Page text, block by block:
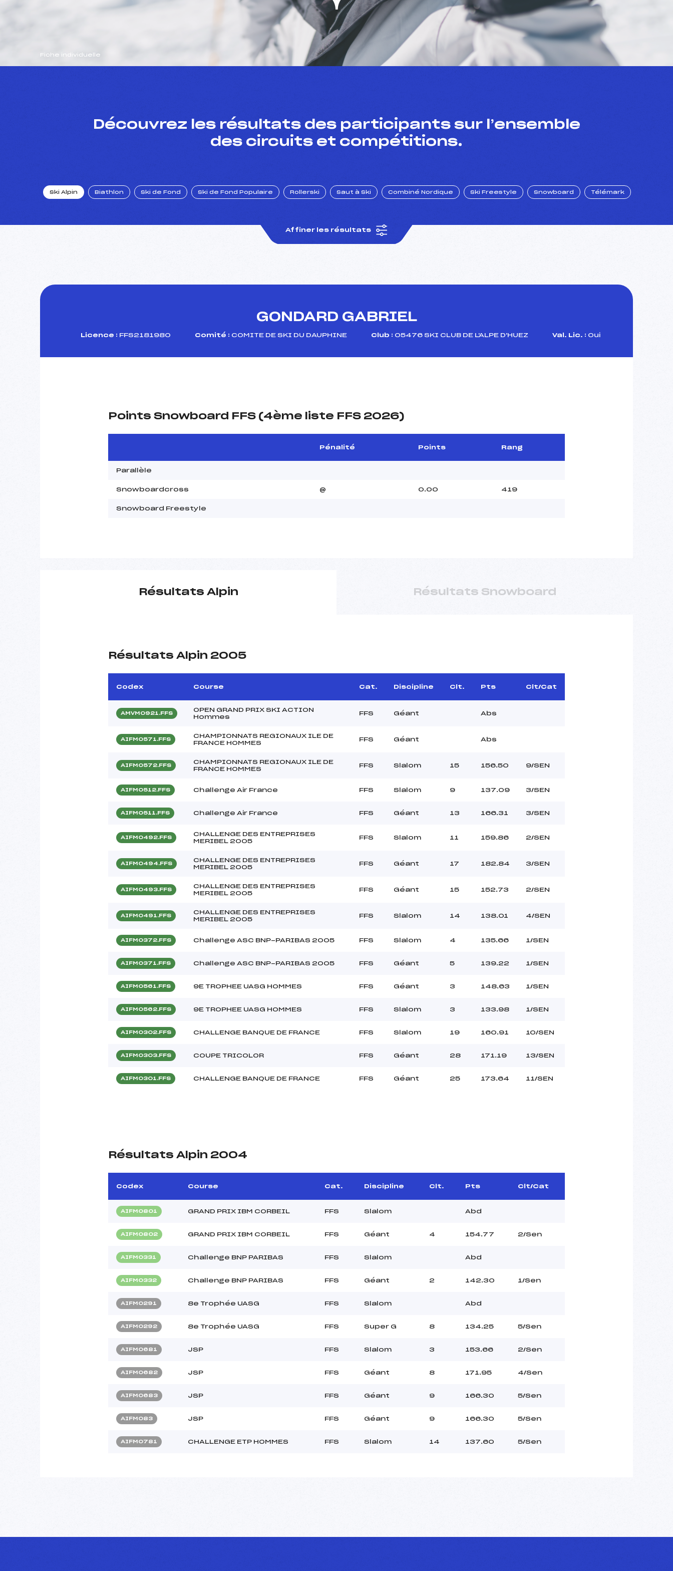
Fiche individuelle
Découvrez les résultats des participants sur l’ensemble
des circuits et compétitions.
Ski Alpin Biathlon Ski de Fond Ski de Fond Populaire Rollerski Saut à Ski Combiné Nordique Ski Freestyle Snowboard Télémark
Affiner les résultats
GONDARD GABRIEL
Licence : FFS2181980 Comité : COMITE DE SKI DU DAUPHINE Club : 05476 SKI CLUB DE L'ALPE D'HUEZ Val. Lic. : Oui
Points Snowboard FFS (4ème liste FFS 2026)
Pénalité Points Rang
Parallèle
Snowboardcross @ 0.00 419
Snowboard Freestyle
Résultats Alpin Résultats Snowboard
Résultats Alpin 2005
Codex Course Cat. Discipline Clt. Pts Clt/Cat
AMVM0921.FFS
OPEN GRAND PRIX SKI ACTION
Hommes
FFS Géant Abs
AIFM0571.FFS
CHAMPIONNATS REGIONAUX ILE DE
FRANCE HOMMES
FFS Géant Abs
AIFM0572.FFS
CHAMPIONNATS REGIONAUX ILE DE
FRANCE HOMMES
FFS Slalom 15 156.50 9/SEN
AIFM0512.FFS Challenge Air France FFS Slalom 9 137.09 3/SEN
AIFM0511.FFS Challenge Air France FFS Géant 13 166.31 3/SEN
AIFM0492.FFS
CHALLENGE DES ENTREPRISES
MERIBEL 2005
FFS Slalom 11 159.86 2/SEN
AIFM0494.FFS
CHALLENGE DES ENTREPRISES
MERIBEL 2005
FFS Géant 17 182.84 3/SEN
AIFM0493.FFS
CHALLENGE DES ENTREPRISES
MERIBEL 2005
FFS Géant 15 152.73 2/SEN
AIFM0491.FFS
CHALLENGE DES ENTREPRISES
MERIBEL 2005
FFS Slalom 14 138.01 4/SEN
AIFM0372.FFS Challenge ASC BNP-PARIBAS 2005 FFS Slalom 4 135.66 1/SEN
AIFM0371.FFS Challenge ASC BNP-PARIBAS 2005 FFS Géant 5 139.22 1/SEN
AIFM0561.FFS 9E TROPHEE UASG HOMMES FFS Géant 3 148.63 1/SEN
AIFM0562.FFS 9E TROPHEE UASG HOMMES FFS Slalom 3 133.98 1/SEN
AIFM0302.FFS CHALLENGE BANQUE DE FRANCE FFS Slalom 19 160.91 10/SEN
AIFM0303.FFS COUPE TRICOLOR FFS Géant 28 171.19 13/SEN
AIFM0301.FFS CHALLENGE BANQUE DE FRANCE FFS Géant 25 173.64 11/SEN
Résultats Alpin 2004
Codex Course Cat. Discipline Clt. Pts Clt/Cat
AIFM0801 GRAND PRIX IBM CORBEIL FFS Slalom Abd
AIFM0802 GRAND PRIX IBM CORBEIL FFS Géant 4 154.77 2/Sen
AIFM0331 Challenge BNP PARIBAS FFS Slalom Abd
AIFM0332 Challenge BNP PARIBAS FFS Géant 2 142.30 1/Sen
AIFM0291 8e Trophée UASG FFS Slalom Abd
AIFM0292 8e Trophée UASG FFS Super G 8 134.25 5/Sen
AIFM0681 JSP FFS Slalom 3 153.66 2/Sen
AIFM0682 JSP FFS Géant 8 171.95 4/Sen
AIFM0683 JSP FFS Géant 9 166.30 5/Sen
AIFM083 JSP FFS Géant 9 166.30 5/Sen
AIFM0781 CHALLENGE ETP HOMMES FFS Slalom 14 137.60 5/Sen